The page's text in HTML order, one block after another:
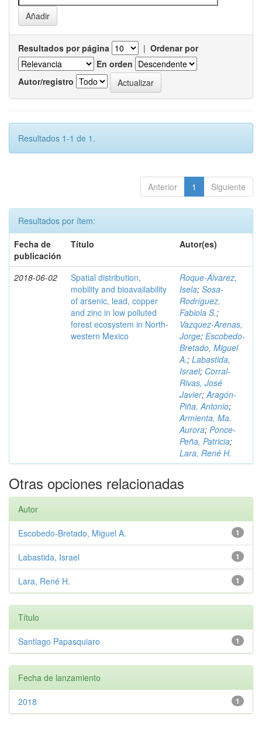
Resultados por página | Ordenar por
En orden
Autor/registro
Resultados 1-1 de 1.
Anterior 1 Siguiente
Resultados por ítem:
Fecha de
publicación
Título Autor(es)
2018-06-02
Spatial distribution,
mobility and bioavailability
of arsenic, lead, copper
and zinc in low polluted
forest ecosystem in North-
western Mexico
Roque-Álvarez,
Isela; Sosa-
Rodríguez,
Fabiola S.;
Vazquez-Arenas,
Jorge; Escobedo-
Bretado, Miguel
A.; Labastida,
Israel; Corral-
Rivas, José
Javier;Aragón-
Piña, Antonio;
Armienta, Ma.
Aurora; Ponce-
Peña, Patricia;
Lara, René H.
Otras opciones relacionadas
Autor
1
Escobedo-Bretado, Miguel A.
1
Labastida, Israel
1
Lara, René H.
Título
1
Santiago Papasquiaro
Fecha de lanzamiento
1
2018